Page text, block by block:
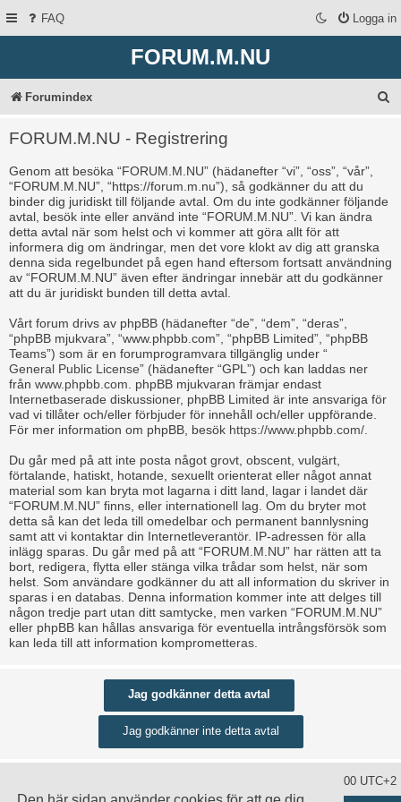
FAQ Logga in
FORUM.M.NU
Forumindex
FORUM.M.NU - Registrering
Genom att besöka “FORUM.M.NU” (hädanefter “vi”, “oss”, “vår”,
“FORUM.M.NU”, “https://forum.m.nu”), så godkänner du att du
binder dig juridiskt till följande avtal. Om du inte godkänner följande
avtal, besök inte eller använd inte “FORUM.M.NU”. Vi kan ändra
detta avtal när som helst och vi kommer att göra allt för att
informera dig om ändringar, men det vore klokt av dig att granska
denna sida regelbundet på egen hand eftersom fortsatt användning
av “FORUM.M.NU” även efter ändringar innebär att du godkänner
att du är juridiskt bunden till detta avtal.
Vårt forum drivs av phpBB (hädanefter “de”, “dem”, “deras”,
“phpBB mjukvara”, “www.phpbb.com”, “phpBB Limited”, “phpBB
Teams”) som är en forumprogramvara tillgänglig under “
General Public License” (hädanefter “GPL”) och kan laddas ner
från www.phpbb.com . phpBB mjukvaran främjar endast
Internetbaserade diskussioner, phpBB Limited är inte ansvariga för
vad vi tillåter och/eller förbjuder för innehåll och/eller uppförande.
För mer information om phpBB, besök https://www.phpbb.com/
Du går med på att inte posta något grovt, obscent, vulgärt,
förtalande, hatiskt, hotande, sexuellt orienterat eller något annat
material som kan bryta mot lagarna i ditt land, lagar i landet där
“FORUM.M.NU” finns, eller internationell lag. Om du bryter mot
detta så kan det leda till omedelbar och permanent bannlysning
samt att vi kontaktar din Internetleverantör. IP-adressen för alla
inlägg sparas. Du går med på att “FORUM.M.NU” har rätten att ta
bort, redigera, flytta eller stänga vilka trådar som helst, när som
helst. Som användare godkänner du att all information du skriver in
sparas i en databas. Denna information kommer inte att delges till
någon tredje part utan ditt samtycke, men varken “FORUM.M.NU”
eller phpBB kan hållas ansvariga för eventuella intrångsförsök som
kan leda till att information komprometteras.
Alla tidsangivelser är UTC+02:00 UTC+2